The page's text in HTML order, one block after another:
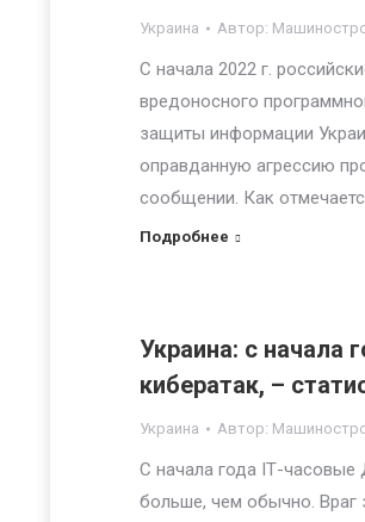
Украина Автор:
С начала 2022 г.
вредоносного
защиты информации
оправданную агрессию
сообщении. Как
Подробнее
Украина: с начала
кибератак, –
Украина Автор:
С начала года ІТ-часовые
больше, чем обычно. Враг